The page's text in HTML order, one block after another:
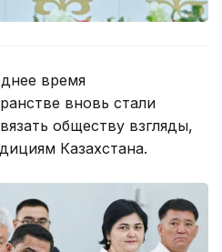
время
вновь стали
обществу взгляды,
Казахстана.